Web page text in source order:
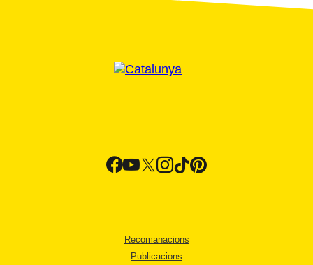
Recomanacions
Publicacions